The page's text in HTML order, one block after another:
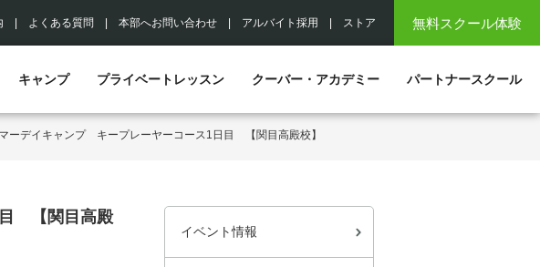
無料スクール体験
よくある質問 本部へお問い合わせ アルバイト採用 ストア
キャンプ プライベートレッスン クーバー・アカデミー パートナースクール
ーデイキャンプ キープレーヤーコース1日目 【関目高殿校】
目 【関目高殿
イベント情報